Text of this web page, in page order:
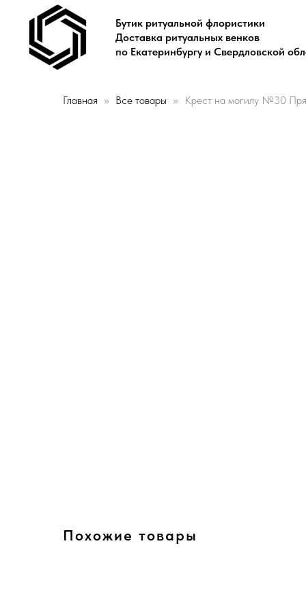
Бутик ритуальной флористики
Доставка ритуальных венков
по Екатеринбургу и Свердловской
Главная Все товары Крест на могилу №30
Похожие товары